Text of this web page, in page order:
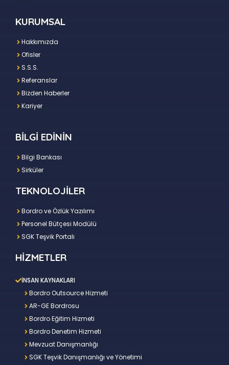
KURUMSAL
Hakkımızda
Ofisler
S.S.S.
Referanslar
Bizden Haberler
Kariyer
BİLGİ EDİNİN
Bilgi Bankası
Sirküler
TEKNOLOJİLER
Bordro ve Özlük Yazılımı
Personel Bütçesi Modülü
SGK Teşvik Portalı
HİZMETLER
İNSAN KAYNAKLARI
Bordro Outsource Hizmeti
AR-GE Bordrosu
Bordro Eğitim Hizmeti
Bordro Denetim Hizmeti
Mevzuat Danışmanlığı
SGK Teşvik Danışmanlığı ve Yönetimi